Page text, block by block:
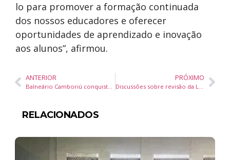
lo para promover a formação continuada
dos nossos educadores e oferecer
oportunidades de aprendizado e inovação
aos alunos”, afirmou.
ANTERIOR
Balneário Camboriú conquista vice-campeonato no Catarinense Sub-15 de Voleibol
PRÓXIMO
Discussões sobre revisão da Lei de Uso e Ocupação do Solo começam nesta segunda em Balneário Camboriú
RELACIONADOS